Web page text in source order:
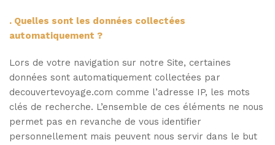
. Quelles sont les données collectées
automatiquement ?
Lors de votre navigation sur notre Site, certaines
données sont automatiquement collectées par
decouvertevoyage.com comme l’adresse IP, les mots
clés de recherche. L’ensemble de ces éléments ne nous
permet pas en revanche de vous identifier
personnellement mais peuvent nous servir dans le but